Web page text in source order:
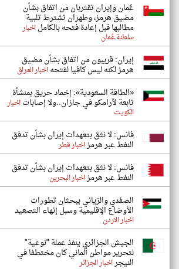
عُمان وإيران تقتربان من اتفاق بشأن
مضيق هرمز، وطهران تشترط تلبية
مطالبها قبل إعادة فتحه بالكاملاخبار
سلطنة عُمان
إيران: قريبون من اتفاق بشأن مضيق
هرمز لكنه ليس كافيا لفتحهاخبار العراق
«الطاقة السعودية»: إخماد حريق بمنشأة
تابعة لأرامكو في جازان..ولا إصاباتاخبار
الكويت
فانس: لا نثق بتعهدات إيران بشأن تدفق
النفط عبر هرمزاخبار قطر
فانس: لا نثق بتعهدات إيران بشأن تدفق
النفط عبر هرمزاخبار البحرين
الصفدي والزياني يبحثان تطورات
الأوضاع الإقليمية وسبل إنهاء التصعيد
اخبار الاردن
الجيش الجزائري ينفذ عملة "نوعية"
لتحرير مواطن ألماني كان مختطفا في
النيجراخبار الجزائر